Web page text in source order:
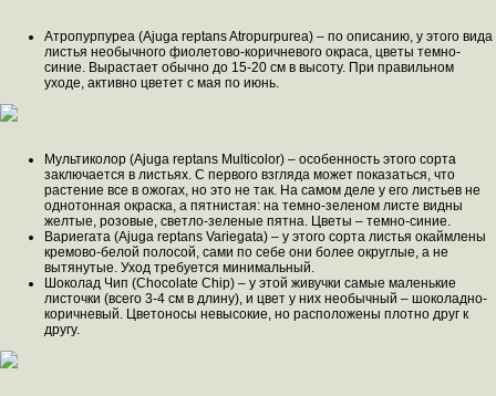
Атропурпуреа (Ajuga reptans Atropurpurea) – по описанию, у этого вида
листья необычного фиолетово-коричневого окраса, цветы темно-
синие. Вырастает обычно до 15-20 см в высоту. При правильном
уходе, активно цветет с мая по июнь.
Мультиколор (Ajuga reptans Multicolor) – особенность этого сорта
заключается в листьях. С первого взгляда может показаться, что
растение все в ожогах, но это не так. На самом деле у его листьев не
однотонная окраска, а пятнистая: на темно-зеленом листе видны
желтые, розовые, светло-зеленые пятна. Цветы – темно-синие.
Вариегата (Ajuga reptans Variegata) – у этого сорта листья окаймлены
кремово-белой полосой, сами по себе они более округлые, а не
вытянутые. Уход требуется минимальный.
Шоколад Чип (Chocolate Chip) – у этой живучки самые маленькие
листочки (всего 3-4 см в длину), и цвет у них необычный – шоколадно-
коричневый. Цветоносы невысокие, но расположены плотно друг к
другу.